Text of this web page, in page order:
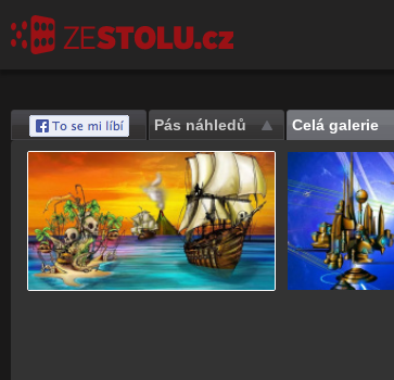
Pás náhledů Celá galerie
Save